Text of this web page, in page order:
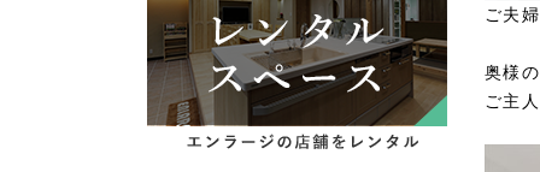
ご夫
奥様
ご主